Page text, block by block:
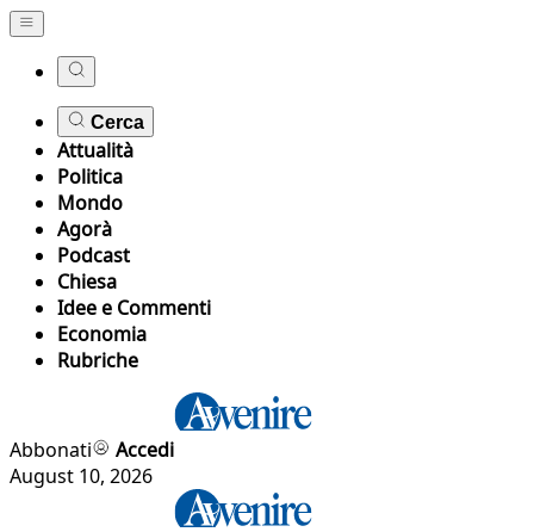
Cerca
Attualità
Politica
Mondo
Agorà
Podcast
Chiesa
Idee e Commenti
Economia
Rubriche
Abbonati
Accedi
August 10, 2026